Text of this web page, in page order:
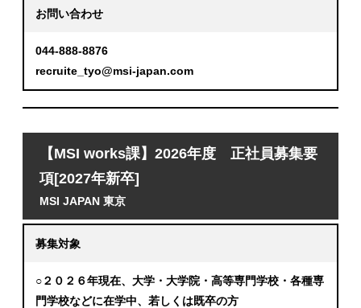
お問い合わせ
044-888-8876
recruite_tyo@msi-japan.com
【MSI works課】2026年度 正社員募集要
項[2027年新卒]
MSI JAPAN 東京
募集対象
○２０２６年現在、大学・大学院・高等専門学校・各種専
門学校などに在学中、若しくは既卒の方